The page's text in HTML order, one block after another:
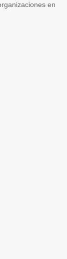
en